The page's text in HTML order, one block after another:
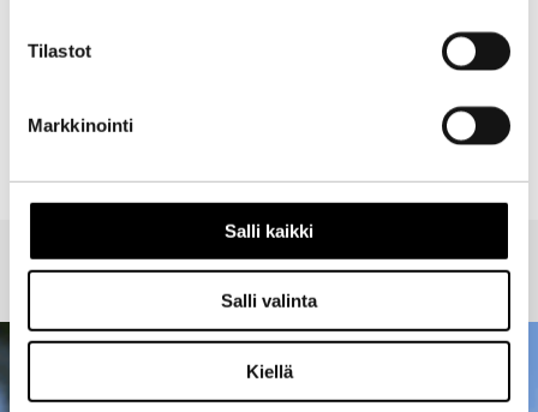
Tilastot
Markkinointi
Salli kaikki
Salli valinta
Kiellä
Lue lisää
MILLAINEN ON HYVÄ
OMISTAJASTRATEGIA?
HALLITUS ON VALMENNUSRYHMÄ
PITKÄJÄNTEINEN EI OLE PITKÄVETEINEN